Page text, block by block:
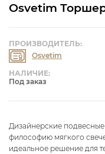
Osvetim
НАЛИЧИЕ:
Под заказ
ПРОИЗВОДИТЕЛЬ:
Osvetim
Дизайнерские
философию мягкого
идеальное решение для